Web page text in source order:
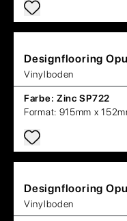
Designflooring
Vinylboden
Farbe: Zinc SP722
Format: 915mm x
Designflooring
Vinylboden